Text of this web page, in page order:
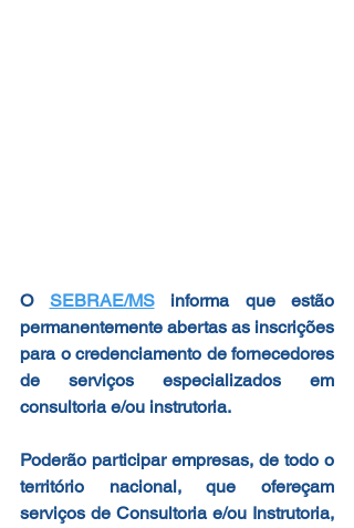
O SEBRAE/MS informa que estão
permanentemente abertas as inscrições
para o credenciamento de fornecedores
de serviços especializados em
consultoria e/ou instrutoria.
Poderão participar empresas, de todo o
território nacional, que ofereçam
serviços de Consultoria e/ou Instrutoria,